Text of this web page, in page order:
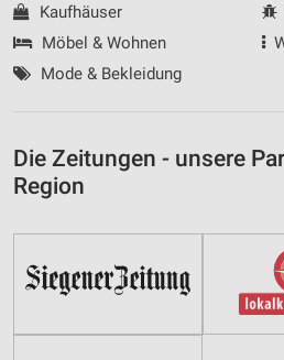
Kaufhäuser
Möbel & Wohnen
Mode & Bekleidung
Die Zeitungen - unsere
Region